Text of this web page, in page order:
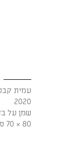
עמית
2020
שמן על
80 × 70 ס"מ